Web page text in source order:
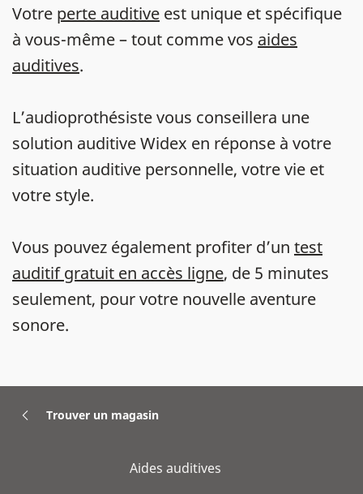
Votre perte auditive est unique et spécifique
à vous-même – tout comme vos aides
auditives.
L’audioprothésiste vous conseillera une
solution auditive Widex en réponse à votre
situation auditive personnelle, votre vie et
votre style.
Vous pouvez également profiter d’un test
auditif gratuit en accès ligne, de 5 minutes
seulement, pour votre nouvelle aventure
sonore.
Trouver un magasin
Aides auditives